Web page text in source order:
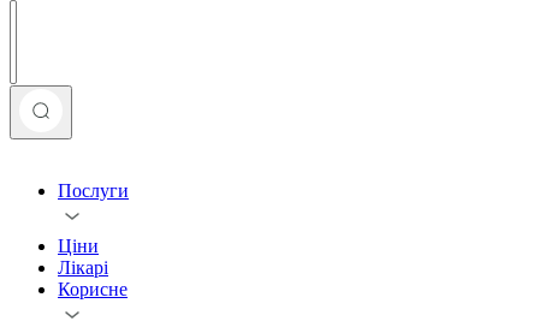
Послуги
Ціни
Лікарі
Корисне